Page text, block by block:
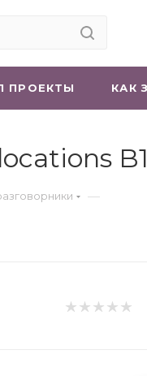
ПРОЕКТЫ КАК
—